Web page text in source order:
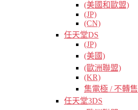
(美國和歐盟)
(JP)
(CN)
任天堂DS
(JP)
(美國)
(歐洲聯盟)
(KR)
集電極 / 不轉售
任天堂3DS